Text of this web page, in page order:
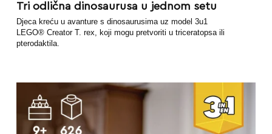
Tri odlična dinosaurusa u jednom setu
Djeca kreću u avanture s dinosaurusima uz model 3u1
LEGO® Creator T. rex, koji mogu pretvoriti u triceratopsa ili
pterodaktila.